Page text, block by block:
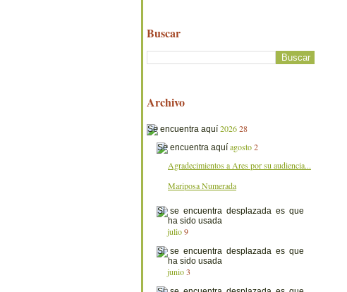
Buscar
Archivo
202628
agosto 2
Agradecimientos a Ares por su audiencia...
Mariposa Numerada
julio 9
junio 3